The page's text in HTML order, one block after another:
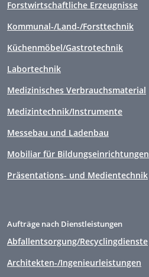
Forstwirtschaftliche Erzeugnisse
Kommunal-/Land-/Forsttechnik
Küchenmöbel/Gastrotechnik
Labortechnik
Medizinisches Verbrauchsmaterial
Medizintechnik/Instrumente
Messebau und Ladenbau
Mobiliar für Bildungseinrichtungen
Präsentations- und Medientechnik
Aufträge nach Dienstleistungen
Abfallentsorgung/Recyclingdienste
Architekten-/Ingenieurleistungen